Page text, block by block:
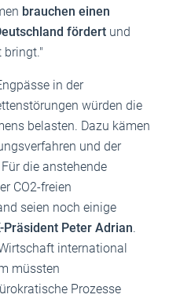
brauchen einen
fördert und
bringt."
in der
würden die
belasten. Dazu kämen
und der
die anstehende
CO2-freien
seien noch einige
Präsident Peter Adrian.
international
müssten
Prozesse